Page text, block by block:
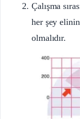
Çalışma
her şey
olmalıdır.